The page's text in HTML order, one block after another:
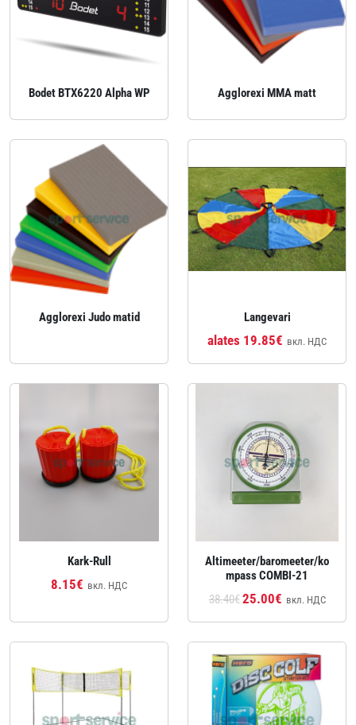
Bodet BTX6220 Alpha WP Agglorexi MMA matt
Agglorexi Judo matid Langevari
alates 19.85€ вкл. НДС
Kark-Rull
8.15€ вкл. НДС
Altimeeter/baromeeter/ko
mpass COMBI-21
38.40€25.00€ вкл. НДС